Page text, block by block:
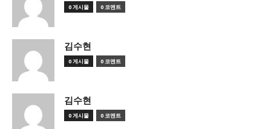
0 게시물 0 코멘트
김수현
0 게시물 0 코멘트
김수현
0 게시물 0 코멘트